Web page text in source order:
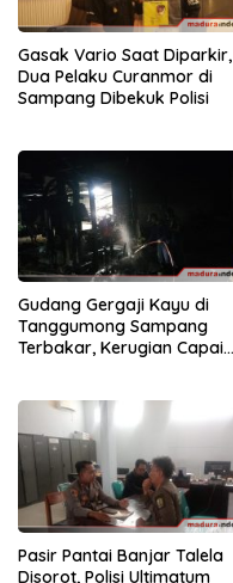
Gasak Vario Saat Diparkir,
Dua Pelaku Curanmor di
Sampang Dibekuk Polisi
Gudang Gergaji Kayu di
Tanggumong Sampang
Terbakar, Kerugian Capai
Pasir Pantai Banjar Talela
Disorot, Polisi Ultimatum